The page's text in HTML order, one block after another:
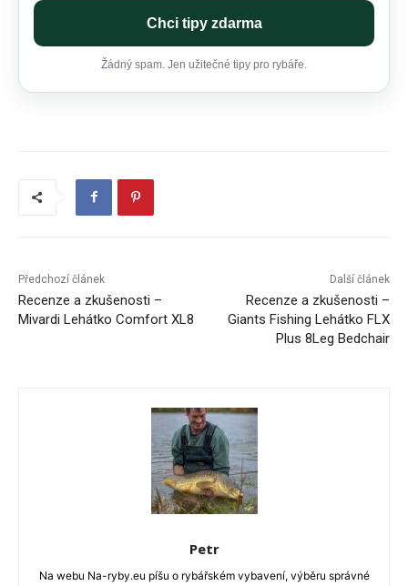
Chci tipy zdarma
Žádný spam. Jen užitečné tipy pro rybáře.
Předchozí článek
Recenze a zkušenosti –
Mivardi Lehátko Comfort XL8
Další článek
Recenze a zkušenosti –
Giants Fishing Lehátko FLX
Plus 8Leg Bedchair
Petr
Na webu Na-ryby.eu píšu o rybářském vybavení, výběru správné